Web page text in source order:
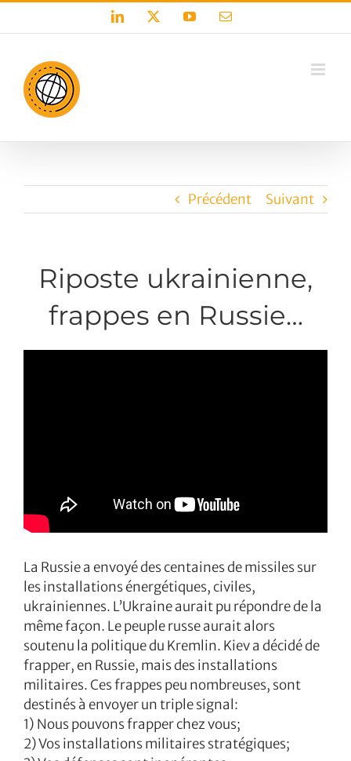
LinkedIn YouTubeEmail
Précédent Suivant
Riposte ukrainienne,
frappes en Russie…
La Russie a envoyé des centaines de missiles sur
les installations énergétiques, civiles,
ukrainiennes. L’Ukraine aurait pu répondre de la
même façon. Le peuple russe aurait alors
soutenu la politique du Kremlin. Kiev a décidé de
frapper, en Russie, mais des installations
militaires. Ces frappes peu nombreuses, sont
destinés à envoyer un triple signal:
1) Nous pouvons frapper chez vous;
2) Vos installations militaires stratégiques;